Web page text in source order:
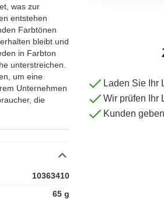
was zur
entstehen
Farbtönen
bleibt und
in Farbton
unterstreichen.
um eine
Unternehmen
die
10363410
65 g
Laden Sie Ihr
Wir prüfen Ihr
Kunden